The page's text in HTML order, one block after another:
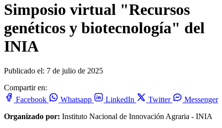
Simposio virtual "Recursos
genéticos y biotecnología" del
INIA
Publicado el: 7 de julio de 2025
Compartir en:
Facebook
Whatsapp LinkedIn Twitter
Messenger
Organizado por: Instituto Nacional de Innovación Agraria - INIA